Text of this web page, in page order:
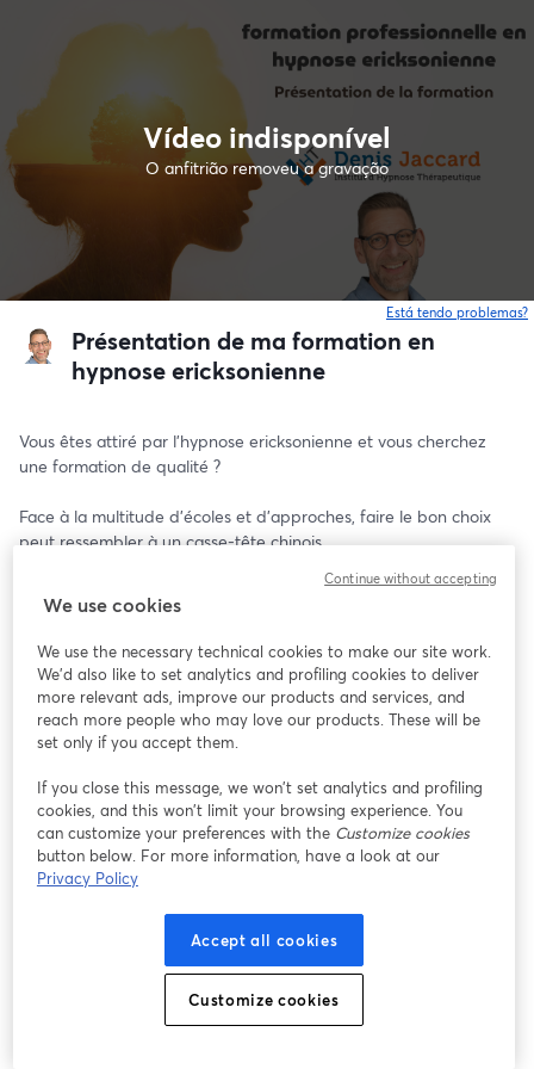
Vídeo indisponível
O anfitrião removeu a gravação
Está tendo problemas?
Présentation de ma formation en
hypnose ericksonienne
Vous êtes attiré par l'hypnose ericksonienne et vous cherchez
une formation de qualité ?
Face à la multitude d'écoles et d'approches, faire le bon choix
peut ressembler à un casse-tête chinois.
Cette session de présentation vous permettra de découvrir, en
détail, ma formation en hypnose ericksonienne thérapeutique et
de déterminer si elle correspond réellement à vos attentes et à
vos besoins.
Durant cette présentation de 60 minutes, je partagerai avec
vous :
- La structure pédagogique complète de la formation et son
programme détaillé
- Les critères précis de validation des acquis nécessaires à
l'obtention de la certification
- L'ensemble des outils hypnotiques que vous apprendrez à
utiliser pour mieux aider vos clients
- Les principes fondateurs pour que la pratique de l'hypnose soit
éthique, respectueuse et centrée sur l'humain
- Le modèle stratégique d'intervention (ma spécialité) qui
We use cookies
We use the necessary technical cookies to make our site work.
We'd also like to set analytics and profiling cookies to deliver
more relevant ads, improve our products and services, and
reach more people who may love our products. These will be
set only if you accept them.
If you close this message, we won’t set analytics and profiling
cookies, and this won’t limit your browsing experience. You
can customize your preferences with the Customize cookies
button below. For more information, have a look at our
Privacy Policy
Accept all cookies
Customize cookies
Continue without accepting